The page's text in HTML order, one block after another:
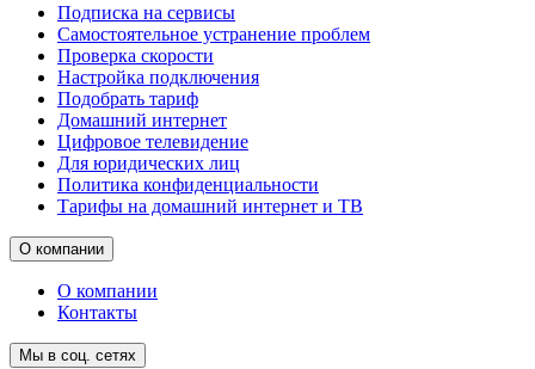
Подписка на сервисы
Самостоятельное устранение проблем
Проверка скорости
Настройка подключения
Подобрать тариф
Домашний интернет
Цифровое телевидение
Для юридических лиц
Политика конфиденциальности
Тарифы на домашний интернет и ТВ
О компании
О компании
Контакты
Мы в соц. сетях